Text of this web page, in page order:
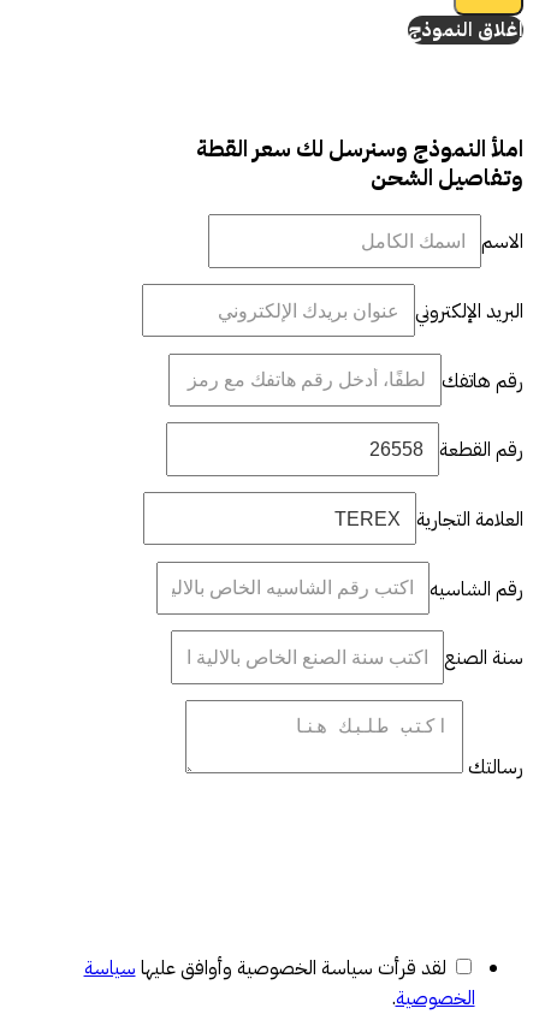
إغلاق النموذج
املأ النموذج وسنرسل لك سعر القطة
وتفاصيل الشحن
الاسم
البريد الإلكتروني
رقم هاتفك
رقم القطعة
العلامة التجارية
رقم الشاسيه
سنة الصنع
رسالتك
لقد قرأت سياسة الخصوصية وأوافق عليها سياسة
الخصوصية.